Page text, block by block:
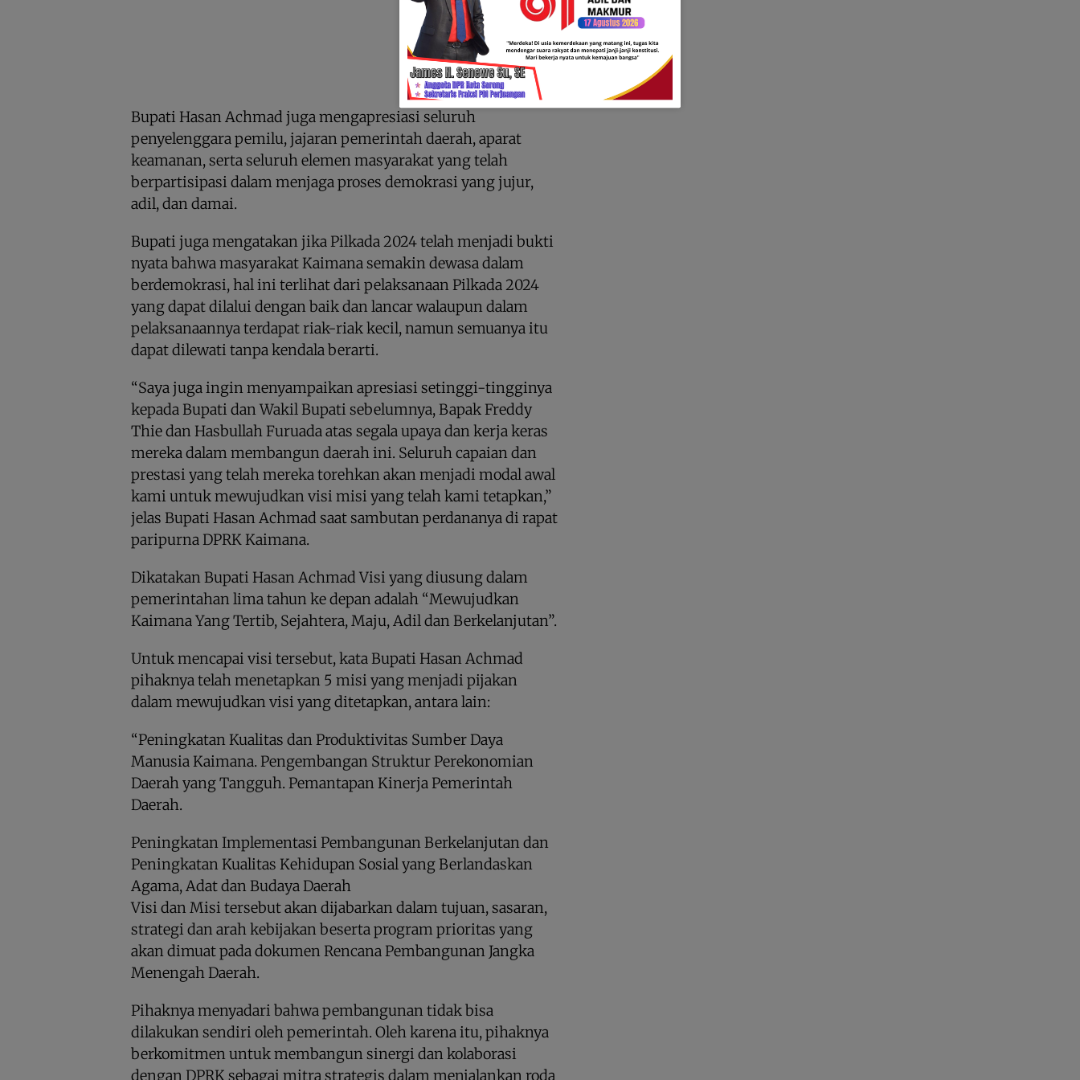
Bupati Hasan Achmad juga mengapresiasi seluruh
penyelenggara pemilu, jajaran pemerintah daerah, aparat
keamanan, serta seluruh elemen masyarakat yang telah
berpartisipasi dalam menjaga proses demokrasi yang jujur,
adil, dan damai.
Bupati juga mengatakan jika Pilkada 2024 telah menjadi bukti
nyata bahwa masyarakat Kaimana semakin dewasa dalam
berdemokrasi, hal ini terlihat dari pelaksanaan Pilkada 2024
yang dapat dilalui dengan baik dan lancar walaupun dalam
pelaksanaannya terdapat riak-riak kecil, namun semuanya itu
dapat dilewati tanpa kendala berarti.
“Saya juga ingin menyampaikan apresiasi setinggi-tingginya
kepada Bupati dan Wakil Bupati sebelumnya, Bapak Freddy
Thie dan Hasbullah Furuada atas segala upaya dan kerja keras
mereka dalam membangun daerah ini. Seluruh capaian dan
prestasi yang telah mereka torehkan akan menjadi modal awal
kami untuk mewujudkan visi misi yang telah kami tetapkan,”
jelas Bupati Hasan Achmad saat sambutan perdananya di rapat
paripurna DPRK Kaimana.
Dikatakan Bupati Hasan Achmad Visi yang diusung dalam
pemerintahan lima tahun ke depan adalah “Mewujudkan
Kaimana Yang Tertib, Sejahtera, Maju, Adil dan Berkelanjutan”.
Untuk mencapai visi tersebut, kata Bupati Hasan Achmad
pihaknya telah menetapkan 5 misi yang menjadi pijakan
dalam mewujudkan visi yang ditetapkan, antara lain:
“Peningkatan Kualitas dan Produktivitas Sumber Daya
Manusia Kaimana. Pengembangan Struktur Perekonomian
Daerah yang Tangguh. Pemantapan Kinerja Pemerintah
Daerah.
Peningkatan Implementasi Pembangunan Berkelanjutan dan
Peningkatan Kualitas Kehidupan Sosial yang Berlandaskan
Agama, Adat dan Budaya Daerah
Visi dan Misi tersebut akan dijabarkan dalam tujuan, sasaran,
strategi dan arah kebijakan beserta program prioritas yang
akan dimuat pada dokumen Rencana Pembangunan Jangka
Menengah Daerah.
Pihaknya menyadari bahwa pembangunan tidak bisa
dilakukan sendiri oleh pemerintah. Oleh karena itu, pihaknya
berkomitmen untuk membangun sinergi dan kolaborasi
dengan DPRK sebagai mitra strategis dalam menjalankan roda